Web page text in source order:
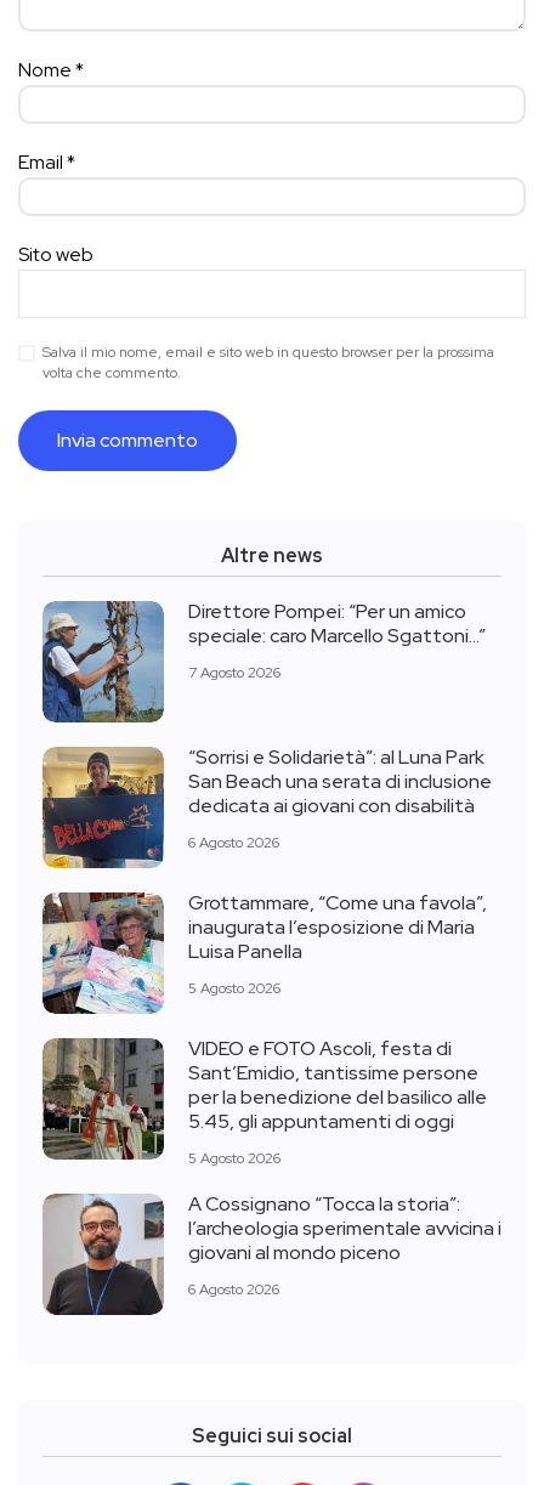
Nome*
Email*
Sito web
Salva il mio nome, email e sito web in questo browser per la prossima
volta che commento.
Altre news
Direttore Pompei: “Per un amico
speciale: caro Marcello Sgattoni…”
7 Agosto 2026
“Sorrisi e Solidarietà”: al Luna Park
San Beach una serata di inclusione
dedicata ai giovani con disabilità
6 Agosto 2026
Grottammare, “Come una favola”,
inaugurata l’esposizione di Maria
Luisa Panella
5 Agosto 2026
VIDEO e FOTO Ascoli, festa di
Sant’Emidio, tantissime persone
per la benedizione del basilico alle
5.45, gli appuntamenti di oggi
5 Agosto 2026
A Cossignano “Tocca la storia”:
l’archeologia sperimentale avvicina i
giovani al mondo piceno
6 Agosto 2026
Seguici sui social